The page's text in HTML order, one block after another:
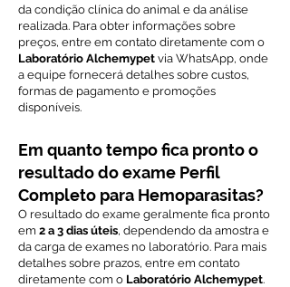
da condição clínica do animal e da análise
realizada. Para obter informações sobre
preços, entre em contato diretamente com o
Laboratório Alchemypet via WhatsApp, onde
a equipe fornecerá detalhes sobre custos,
formas de pagamento e promoções
disponíveis.
Em quanto tempo fica pronto o
resultado do exame Perfil
Completo para Hemoparasitas?
O resultado do exame geralmente fica pronto
em 2 a 3 dias úteis, dependendo da amostra e
da carga de exames no laboratório. Para mais
detalhes sobre prazos, entre em contato
diretamente com o Laboratório Alchemypet.